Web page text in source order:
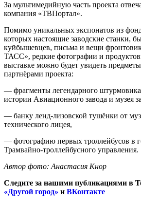
За мультимедийную часть проекта
компания «ТВПортал».
Помимо уникальных экспонатов из
которых настоящие заводские станки,
куйбышевцев, письма и вещи
ТАСС», редкие фотографии и
выставке можно будет увидеть
партнёрами проекта:
— фрагменты легендарного
истории Авиационного завода и музея
— банку ленд-лизовской тушёнки от
технического лицея,
— фотографию первых троллейбусов в
Трамвайно-троллейбусного управления.
Автор фото: Анастасия Кнор
Следите за нашими публикациями в
«Другой город» и ВКонтакте